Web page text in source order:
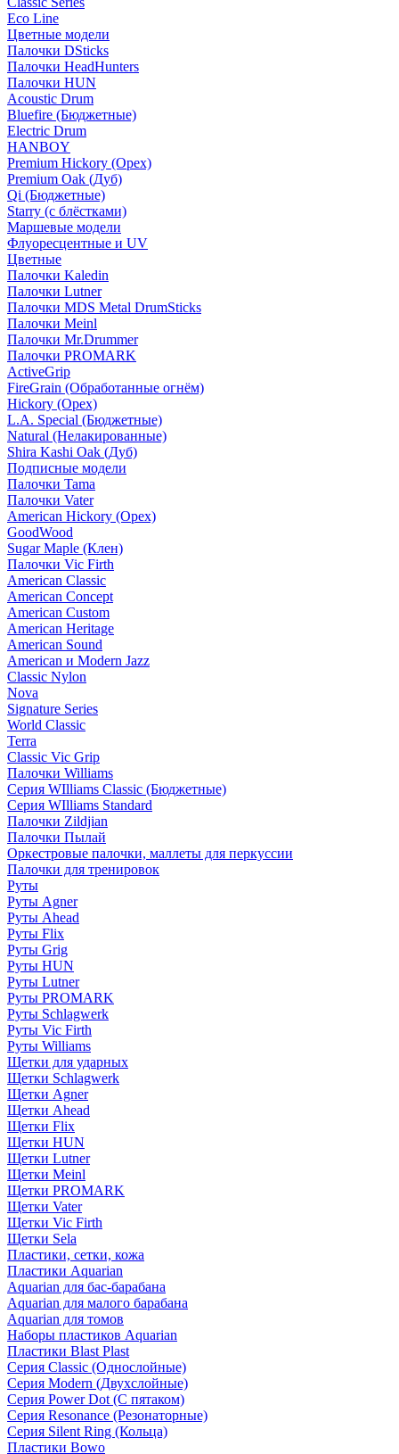
Eco Line
Цветные модели
Палочки DSticks
Палочки HeadHunters
Палочки HUN
Acoustic Drum
Bluefire (Бюджетные)
Electric Drum
HANBOY
Premium Hickory (Орех)
Premium Oak (Дуб)
Qi (Бюджетные)
Starry (с блёстками)
Маршевые модели
Флуоресцентные и UV
Цветные
Палочки Kaledin
Палочки Lutner
Палочки MDS Metal DrumSticks
Палочки Meinl
Палочки Mr.Drummer
Палочки PROMARK
ActiveGrip
FireGrain (Обработанные огнём)
Hickory (Орех)
L.A. Special (Бюджетные)
Natural (Нелакированные)
Shira Kashi Oak (Дуб)
Подписные модели
Палочки Tama
Палочки Vater
American Hickory (Орех)
GoodWood
Sugar Maple (Клен)
Палочки Vic Firth
American Classic
American Concept
American Custom
American Heritage
American Sound
American и Modern Jazz
Classic Nylon
Nova
Signature Series
World Classic
Terra
Classic Vic Grip
Палочки Williams
Серия WIlliams Classic (Бюджетные)
Серия WIlliams Standard
Палочки Zildjian
Палочки Пылай
Оркестровые палочки, маллеты для перкуссии
Палочки для тренировок
Руты
Руты Agner
Руты Ahead
Руты Flix
Руты Grig
Руты HUN
Руты Lutner
Руты PROMARK
Руты Schlagwerk
Руты Vic Firth
Руты Williams
Щетки для ударных
Щетки Schlagwerk
Щетки Agner
Щетки Ahead
Щетки Flix
Щетки HUN
Щетки Lutner
Щетки Meinl
Щетки PROMARK
Щетки Vater
Щетки Vic Firth
Щетки Sela
Пластики, сетки, кожа
Пластики Aquarian
Aquarian для бас-барабана
Aquarian для малого барабана
Aquarian для томов
Наборы пластиков Aquarian
Пластики Blast Plast
Серия Classic (Однослойные)
Серия Modern (Двухслойные)
Серия Power Dot (С пятаком)
Серия Resonance (Резонаторные)
Серия Silent Ring (Кольца)
Пластики Bowo